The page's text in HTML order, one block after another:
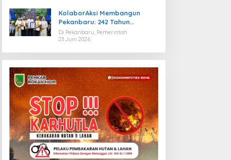
KolaborAksi Membangun
Pekanbaru: 242 Tahun
Melangkah Menuju Kota yang
Lebih Maju
Di Pekanbaru, Pemerintah
23 Juni 2026